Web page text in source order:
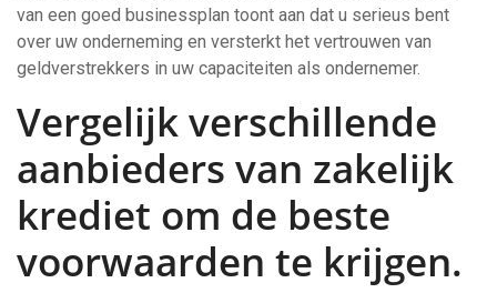
van een goed businessplan toont aan dat u serieus bent
over uw onderneming en versterkt het vertrouwen van
geldverstrekkers in uw capaciteiten als ondernemer.
Vergelijk verschillende
aanbieders van zakelijk
krediet om de beste
voorwaarden te krijgen.